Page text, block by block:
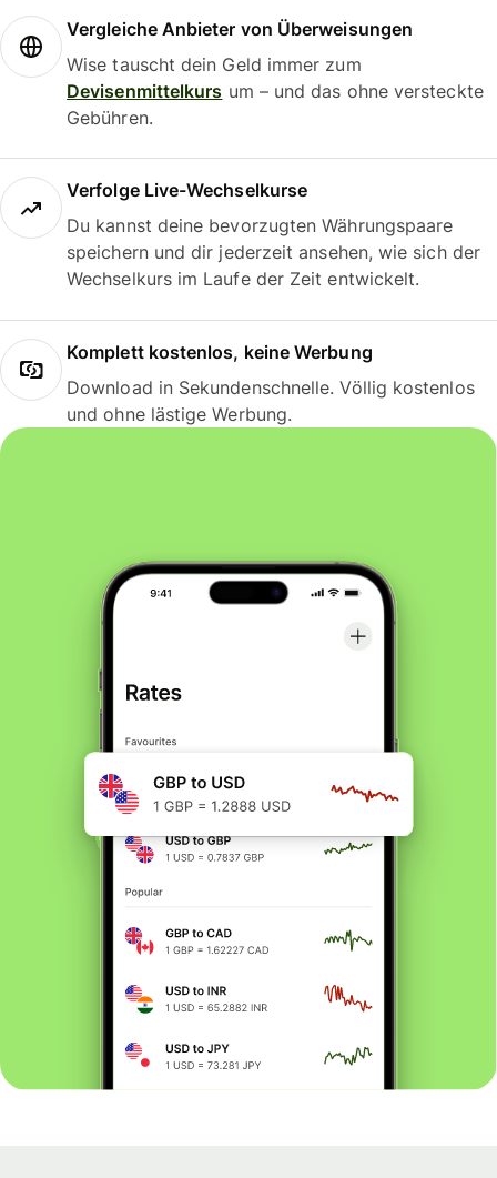
Vergleiche Anbieter von Überweisungen
Wise tauscht dein Geld immer zum
Devisenmittelkurs um – und das ohne versteckte
Gebühren.
Verfolge Live-Wechselkurse
Du kannst deine bevorzugten Währungspaare
speichern und dir jederzeit ansehen, wie sich der
Wechselkurs im Laufe der Zeit entwickelt.
Komplett kostenlos, keine Werbung
Download in Sekundenschnelle. Völlig kostenlos
und ohne lästige Werbung.